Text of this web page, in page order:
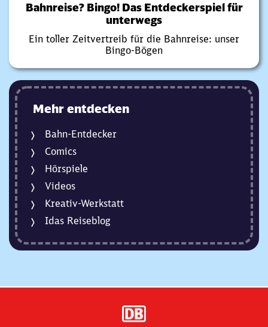
Bahnreise? Bingo! Das Entdeckerspiel für
unterwegs
Ein toller Zeitvertreib für die Bahnreise: unser
Bingo-Bögen
Mehr entdecken
Bahn-Entdecker
Comics
Hörspiele
Videos
Kreativ-Werkstatt
Idas Reiseblog